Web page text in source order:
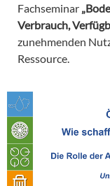
Fachseminar
Verbrauch,
zunehmenden
Ressource.